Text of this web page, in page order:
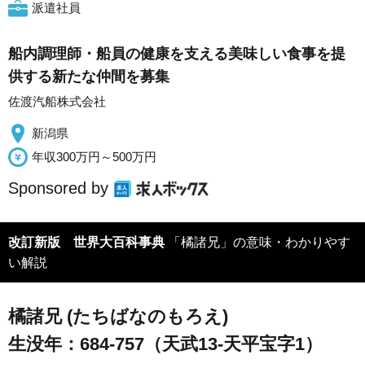
派遣社員
船内調理師・船員の健康を支える美味しい食事を提
供する新たな仲間を募集
佐渡汽船株式会社
新潟県
年収300万円～500万円
Sponsored by
改訂新版 世界大百科事典
い解説
橘諸兄 (たちばなのもろえ)
生没年：684-757（天武13-天平宝字1）